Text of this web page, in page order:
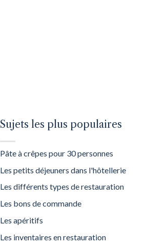
Sujets les plus populaires
Pâte à crêpes pour 30 personnes
Les petits déjeuners dans l'hôtellerie
Les différents types de restauration
Les bons de commande
Les apéritifs
Les inventaires en restauration